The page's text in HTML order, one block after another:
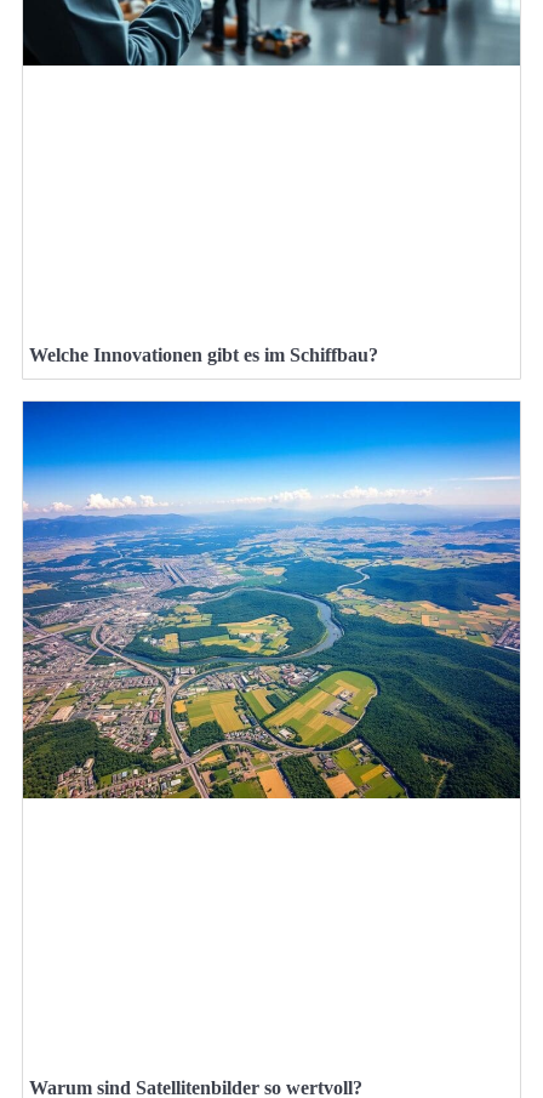
Welche Innovationen gibt es im Schiffbau?
Warum sind Satellitenbilder so wertvoll?